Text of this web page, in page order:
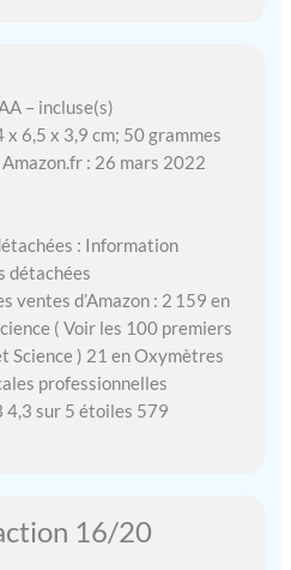
– incluse(s)
x 6,5 x 3,9 cm; 50 grammes
: 26 mars 2022
: Information
détachées
ventes d’Amazon : 2 159 en
( Voir les 100 premiers
Science ) 21 en Oxymètres
professionnelles
4,3 sur 5 étoiles 579
16/20